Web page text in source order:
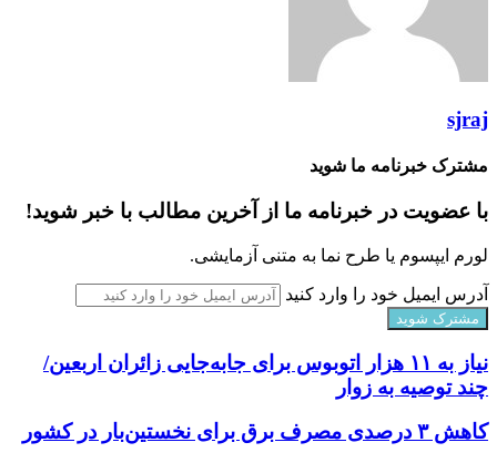
sjraj
مشترک خبرنامه ما شوید
با عضویت در خبرنامه ما از آخرین مطالب با خبر شوید!
لورم ایپسوم یا طرح‌ نما به متنی آزمایشی.
آدرس ایمیل خود را وارد کنید
نیاز به ۱۱ هزار اتوبوس برای جابه‌جایی زائران اربعین/
چند توصیه به زوار
کاهش ۳ درصدی مصرف برق برای نخستین‌بار در کشور